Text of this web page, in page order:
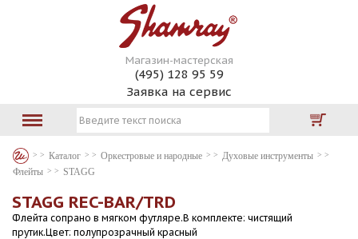
Магазин-мастерская
(495) 128 95 59
Заявка на сервис
Каталог Оркестровые и народные
Духовые инструменты
Флейты
STAGG
STAGG REC-BAR/TRD
Флейта сопрано в мягком футляре.В комплекте: чистящий
прутик.Цвет: полупрозрачный красный